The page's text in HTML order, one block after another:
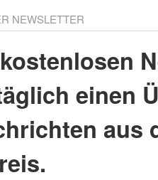
NEWSLETTER
einen
aus